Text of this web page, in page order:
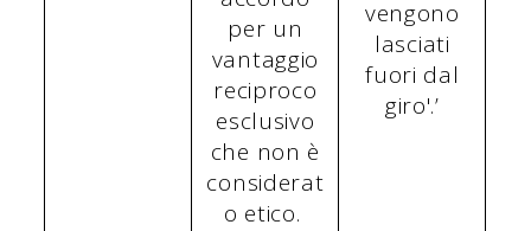
per un
vantaggio
reciproco
esclusivo
che non è
considerat
o etico.
vengono
lasciati
fuori dal
giro'.’